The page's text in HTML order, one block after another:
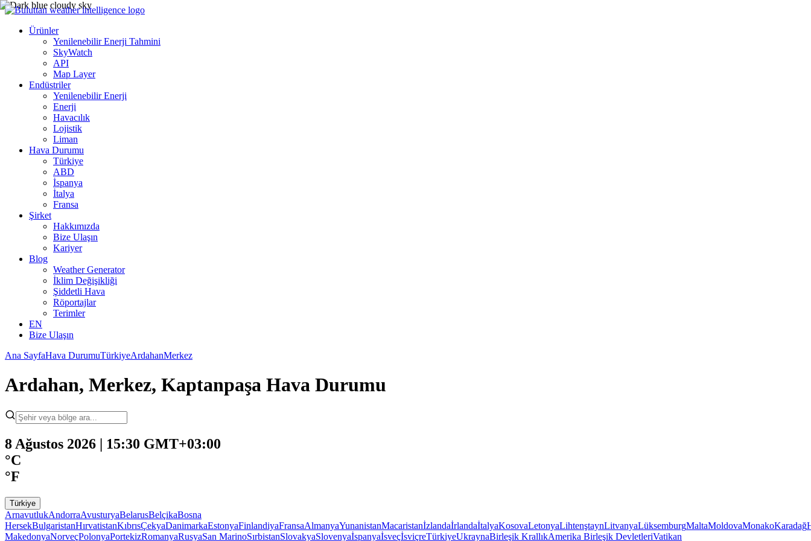
Ürünler
Yenilenebilir Enerji Tahmini
SkyWatch
API
Map Layer
Endüstriler
Yenilenebilir Enerji
Enerji
Havacılık
Lojistik
Liman
Hava Durumu
Türkiye
ABD
İspanya
İtalya
Fransa
Şirket
Hakkımızda
Bize Ulaşın
Kariyer
Blog
Weather Generator
İklim Değişikliği
Şiddetli Hava
Röportajlar
Terimler
EN
Bize Ulaşın
Ana SayfaHava DurumuTürkiyeArdahanMerkez
Ardahan, Merkez, Kaptanpaşa Hava Durumu
8 Ağustos 2026 | 15:30 GMT+03:00
°C
°F
Türkiye
ArnavutlukAndorraAvusturyaBelarusBelçikaBosna
HersekBulgaristanHırvatistanKıbrısÇekyaDanimarkaEstonyaFinlandiyaFransaAlmanyaYunanistanMacaristanİzlandaİrlandaİtalyaKosovaLetonyaLihtenştaynLitvanyaLüksemburgMaltaMoldovaMonakoKaradağ
MakedonyaNorveçPolonyaPortekizRomanyaRusyaSan MarinoSırbistanSlovakyaSlovenyaİspanyaİsveçİsviçreTürkiyeUkraynaBirleşik KrallıkAmerika Birleşik DevletleriVatikan